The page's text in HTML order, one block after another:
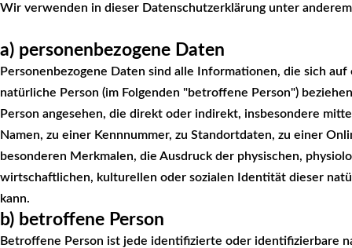
Wir verwenden in dieser Datenschutzerklärung unter
a) personenbezogene Daten
Personenbezogene Daten sind alle Informationen, die sich
natürliche Person (im Folgenden "betroffene Person")
Person angesehen, die direkt oder indirekt, insbesondere
Namen, zu einer Kennnummer, zu Standortdaten, zu einer
besonderen Merkmalen, die Ausdruck der physischen,
wirtschaftlichen, kulturellen oder sozialen Identität dieser
kann.
b) betroffene Person
Betroffene Person ist jede identifizierte oder identifizierbare